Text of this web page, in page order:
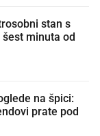
stan s
minuta od
na špici:
prate pod